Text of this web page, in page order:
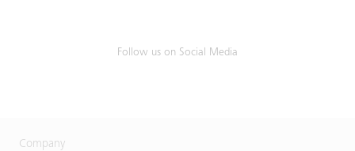
Follow us on Social Media
Company